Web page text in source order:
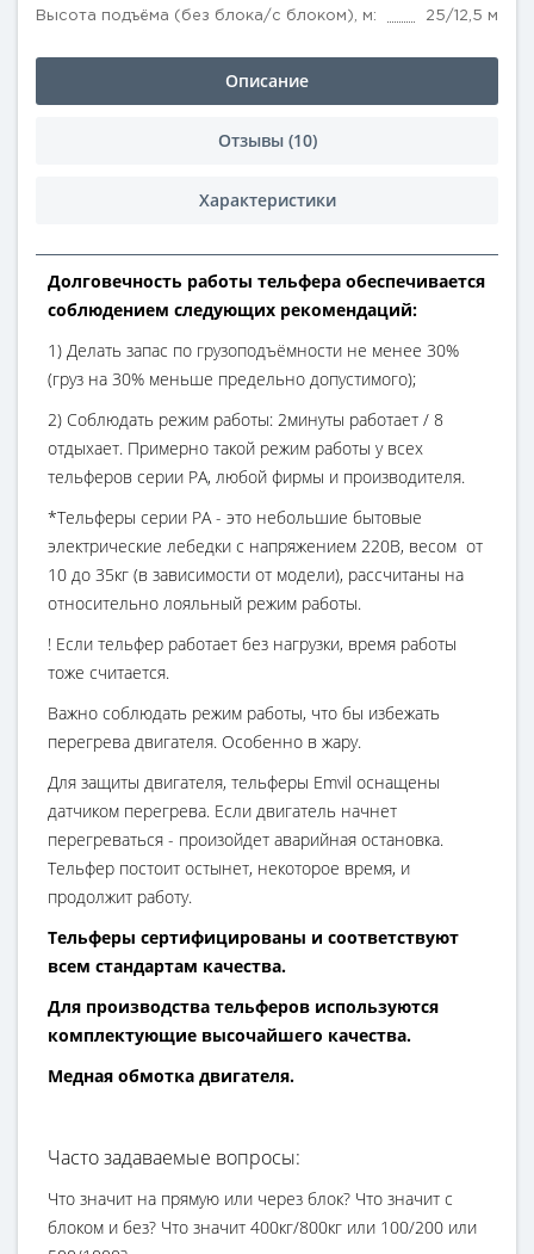
Высота подъёма (без блока/с блоком), м: 25/12,5 м
Описание
Отзывы (10)
Характеристики
Долговечность работы тельфера обеспечивается
соблюдением следующих рекомендаций:
1) Делать запас по грузоподъёмности не менее 30%
(груз на 30% меньше предельно допустимого);
2) Соблюдать режим работы: 2минуты работает / 8
отдыхает. Примерно такой режим работы у всех
тельферов серии РА, любой фирмы и производителя.
*Тельферы серии РА - это небольшие бытовые
электрические лебедки с напряжением 220В, весом от
10 до 35кг (в зависимости от модели), рассчитаны на
относительно лояльный режим работы.
! Если тельфер работает без нагрузки, время работы
тоже считается.
Важно соблюдать режим работы, что бы избежать
перегрева двигателя. Особенно в жару.
Для защиты двигателя, тельферы Emvil оснащены
датчиком перегрева. Если двигатель начнет
перегреваться - произойдет аварийная остановка.
Тельфер постоит остынет, некоторое время, и
продолжит работу.
Тельферы сертифицированы и соответствуют
всем стандартам качества.
Для производства тельферов используются
комплектующие высочайшего качества.
Медная обмотка двигателя.
Часто задаваемые вопросы:
Что значит на прямую или через блок? Что значит с
блоком и без? Что значит 400кг/800кг или 100/200 или